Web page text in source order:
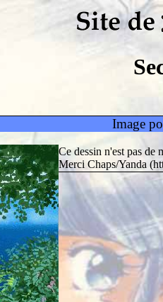
Image
Ce dessin n'est pas
Merci Chaps/Yanda